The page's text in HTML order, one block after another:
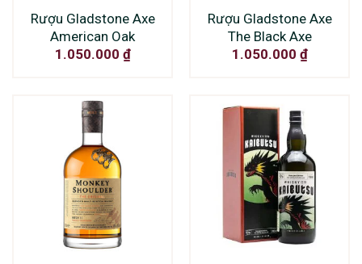
Rượu Gladstone Axe
American Oak
1.050.000 ₫
Rượu Gladstone Axe
The Black Axe
1.050.000 ₫